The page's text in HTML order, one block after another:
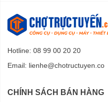
Hotline: 08 99 00 20 20
Email: lienhe@chotructuyen.co
CHÍNH SÁCH BÁN HÀNG